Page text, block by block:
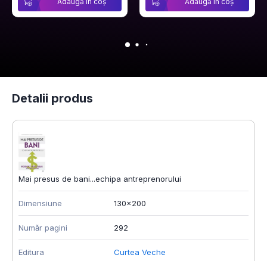
Detalii produs
Mai presus de bani...echipa antreprenorului
Dimensiune 130x200
Număr pagini 292
Editura Curtea Veche